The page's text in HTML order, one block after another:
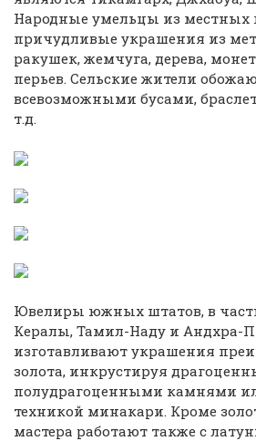
Народные умельцы из местных
причудливые украшения из
ракушек, жемчуга, дерева,
перьев. Сельские жители
всевозможными бусами,
т.д.
Ювелиры южных штатов, в
Кералы, Тамил-Наду и Андхра-
изготавливают украшения
золота, инкрустируя
полудрагоценными камнями
техникой минакари. Кроме
мастера работают также с